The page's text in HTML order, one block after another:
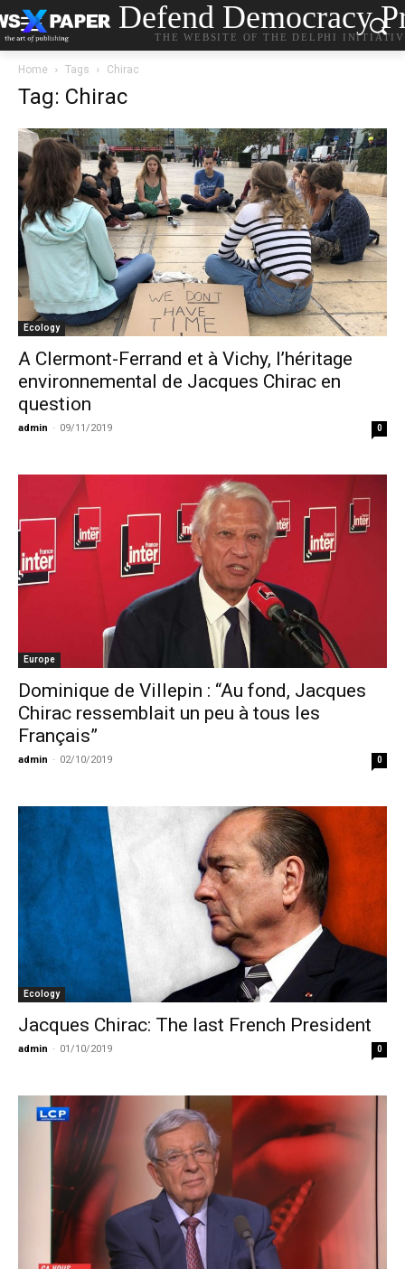
Defend Democracy
THE WEBSITE OF THE DELPHI
Home Tags Chirac
Tag: Chirac
Ecology
A Clermont-Ferrand et à Vichy, l’héritage
environnemental de Jacques Chirac en
question
admin - 09/11/2019 0
Europe
Dominique de Villepin : “Au fond, Jacques
Chirac ressemblait un peu à tous les
Français”
admin - 02/10/2019 0
Ecology
Jacques Chirac: The last French President
admin - 01/10/2019 0